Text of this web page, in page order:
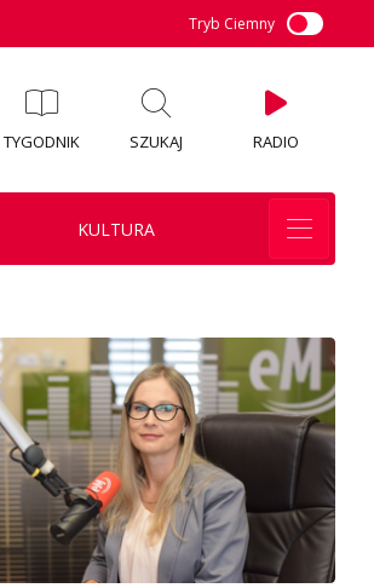
Tryb Ciemny
TYGODNIK SZUKAJ RADIO
KULTURA